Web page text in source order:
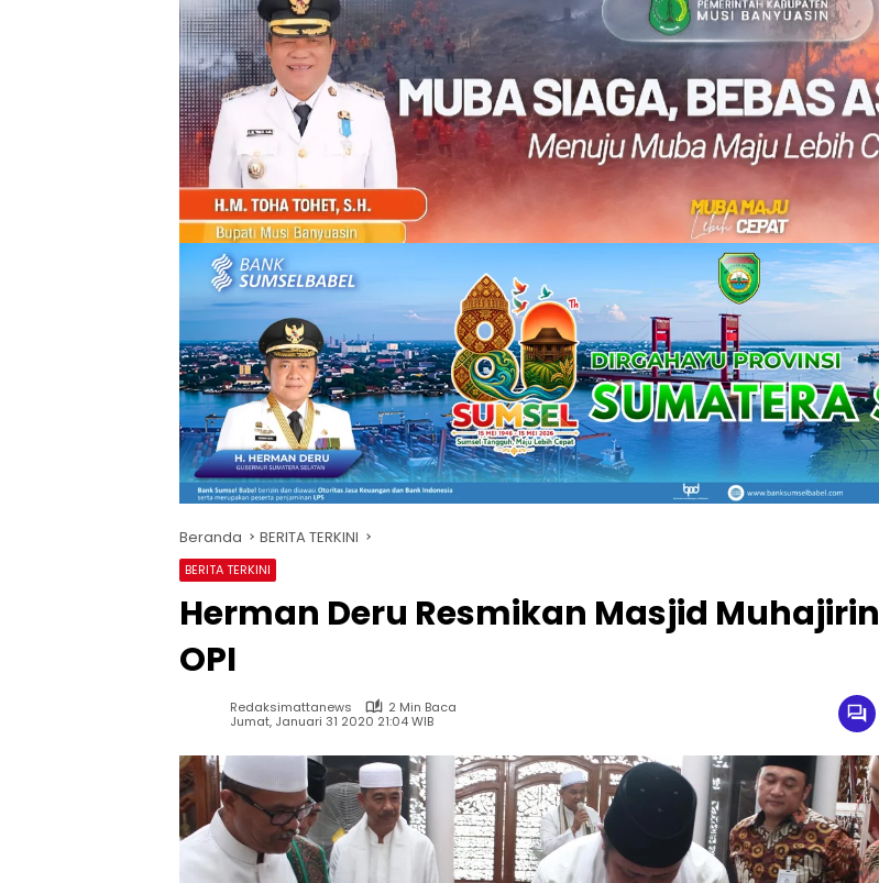
Beranda BERITA TERKINI
BERITA TERKINI
Herman Deru Resmikan Masjid Muhajirin
OPI
Redaksimattanews
2 Min Baca
Jumat, Januari 31 2020 21:04 WIB